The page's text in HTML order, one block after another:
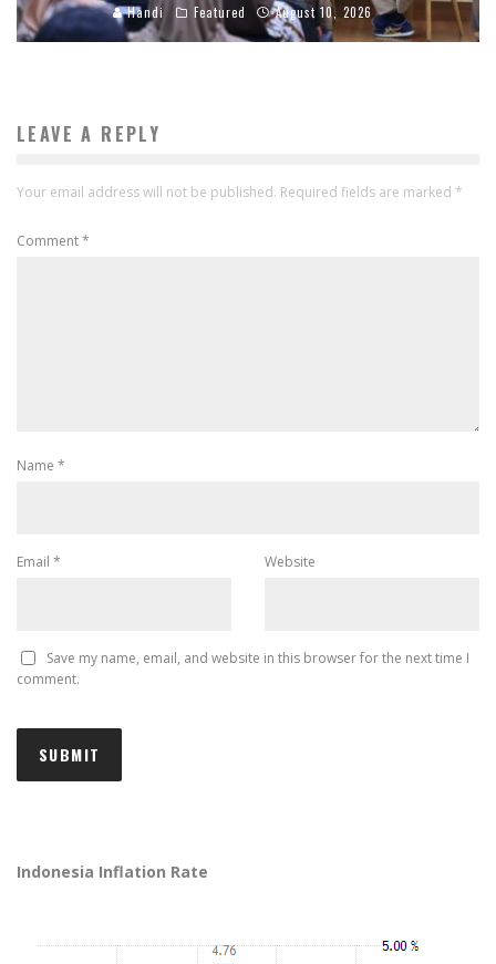
Handi Featured August 10, 2026
LEAVE A REPLY
Your email address will not be published. Required fields are marked *
Comment*
Name *
Email * Website
Save my name, email, and website in this browser for the next time I
comment.
Indonesia Inflation Rate